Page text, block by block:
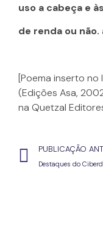
uso a cabeça e
de renda ou não.
[Poema inserto no
(Edições Asa,
na Quetzal
PUBLICAÇÃO